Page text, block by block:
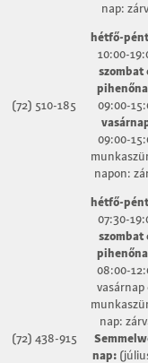
nap:
(72) 510-185
hétfő-
10:00-
szombat
09:00-
09:00-
napon:
(72) 438-915
hétfő-
07:30-
szombat
08:00-
vasárnap
nap:
nap: